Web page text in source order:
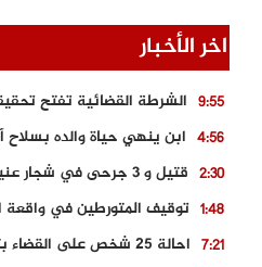
اخر الأخبار
9:55
4:56
2:30 قتيل و 3 جرحى في شجار عنيف بحفل زفاف بسوق اليبت
1:48
7:21